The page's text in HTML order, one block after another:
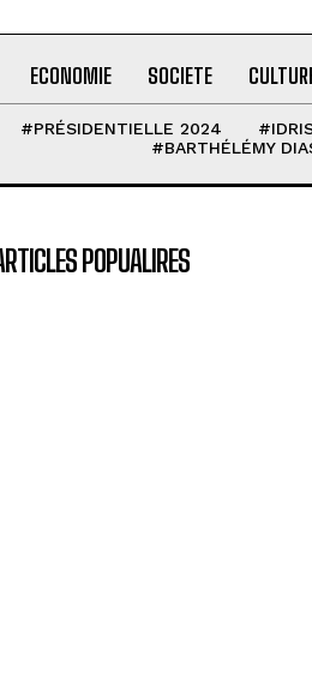
ECONOMIE SOCIETE
#PRÉSIDENTIELLE 2024
#BARTHÉLÉMY
POPUALIRES